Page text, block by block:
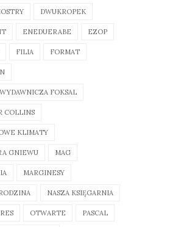
DWUKROPEK
ENEDUERABE EZOP
FILIA FORMAT
FOKSAL
COLLINS
KLIMATY
GNIEWU MAG
MARGINESY
NASZA KSIĘGARNIA
OTWARTE PASCAL